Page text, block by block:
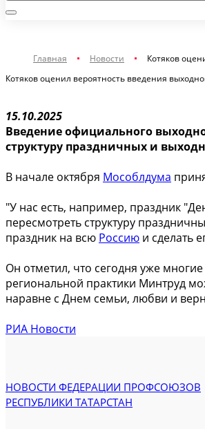
Главная Новости
Котяков
Котяков оценил вероятность введения
15.10.2025
Введение официального
структуру праздничных и
В начале октября Мособлдума
"У нас есть, например, праздник
пересмотреть структуру
праздник на всю Россию и сделать
Он отметил, что сегодня уже
региональной практики Минтруд
наравне с Днем семьи, любви и
РИА Новости
НОВОСТИ ФЕДЕРАЦИИ ПРОФСОЮЗОВ
РЕСПУБЛИКИ ТАТАРСТАН